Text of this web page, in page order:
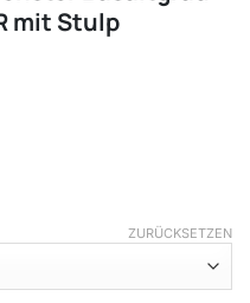
mit Stulp
ZURÜCKSETZEN